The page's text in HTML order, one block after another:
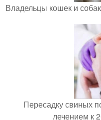
Владельцы кошек и
Пересадку свиных
лечением к